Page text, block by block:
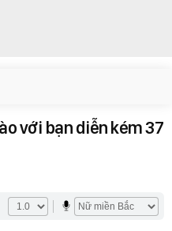
với bạn diễn kém 37